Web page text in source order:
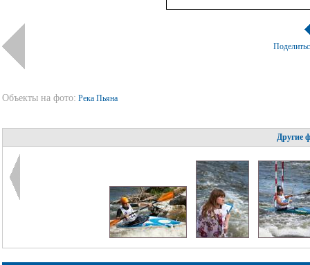
Объекты на фото: Река Пьяна
Другие